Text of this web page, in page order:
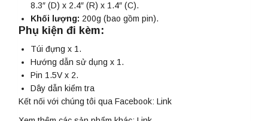
8.3″ (D) x 2.4″ (R) x 1.4″ (C).
Khối lượng: 200g (bao gồm pin).
Phụ kiện đi kèm:
Túi đựng x 1.
Hướng dẫn sử dụng x 1.
Pin 1.5V x 2.
Dây dẫn kiểm tra
Kết nối với chúng tôi qua Facebook: Link